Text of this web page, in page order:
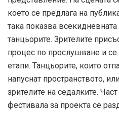
което се предлага на
така показва
танцьорите. Зрителите
процес по прослушване и
етапи. Танцьорите, които
напуснат пространството,
зрителите на седалките.
фестивала за проекта се